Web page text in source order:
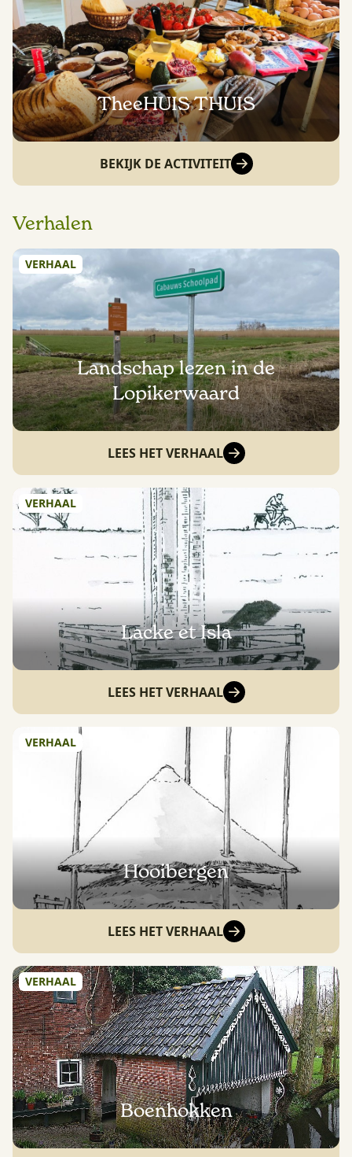
TheeHUIS THUIS
BEKIJK DE ACTIVITEIT
Verhalen
VERHAAL
Landschap lezen in de
Lopikerwaard
LEES HET VERHAAL
VERHAAL
Lacke et Isla
LEES HET VERHAAL
VERHAAL
Hooibergen
LEES HET VERHAAL
VERHAAL
Boenhokken